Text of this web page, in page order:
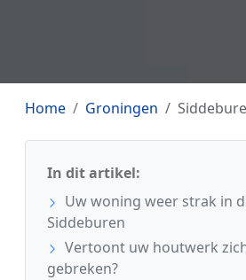
Home Groningen
In dit artikel:
Uw woning weer strak in
Siddeburen
Vertoont uw houtwerk
gebreken?